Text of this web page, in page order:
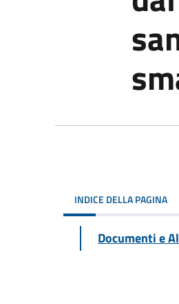
INDICE DELLA PAGINA
Documenti e